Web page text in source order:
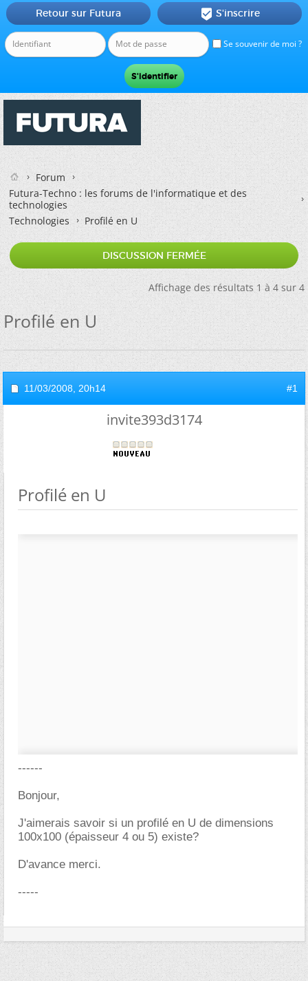
Se souvenir de moi ?
Retour sur Futura  S'inscrire
Forum
Futura-Techno : les forums de l'informatique et des
technologies
Technologies
Profilé en U
DISCUSSION FERMÉE
Affichage des résultats 1 à 4 sur 4
Profilé en U
11/03/2008, 20h14 #1
invite393d3174
Profilé en U
------
Bonjour,
J'aimerais savoir si un profilé en U de dimensions
100x100 (épaisseur 4 ou 5) existe?
D'avance merci.
-----